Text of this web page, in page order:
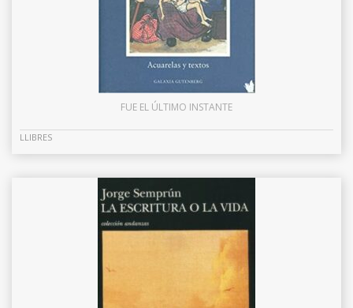
FUE EL ÚLTIMO INSTANTE
LLIBRES